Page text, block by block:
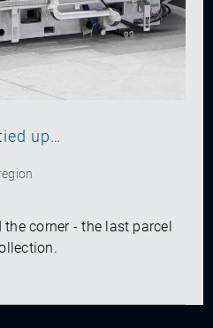
up…
corner - the last parcel